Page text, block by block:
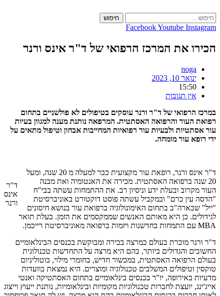
to
content
חיפוש
FacebookYoutube Instagram
הכירו את המרכז הרפואי של ד"ר אינס ורנר
noga
ינואר 10, 2023
15:50
אין תגובות
במרכז הרפואי של ד"ר ורנר עוסקים בטיפולים לא פולשניים בתחום
רפואת העור והרפואה האסתטית. המרפאה נותנת מענה למגוון בעיות
עור אסתטיות ולבעיות עור רפואיות המחייבות אבחון וטיפול מתאים על
ידי רופא עור מומחה.
ד"ר
אינס
ורנר
ד"ר אינס ורנר, רופאת עור מקצועית כבר למעלה מ 20 שנה, ומעל
20 שנה ברפואה האסתטית. מכירה את האנטומיה ואת מבנה
העור מקרוב ובעלת ידע וניסיון רב. את ההתמחות עשתה בבי"ח
"הדסה עין כרם" ובמקביל עשתה פוסט דוקטורט באוניברסיטת
"ייל" שבארה"ב בתחום האימונולוגיה ברפואת עור בנושא חיסונים
לגידולים. כן היא מאותם האנשים שממקסמים את הזמן. בעלת תואר
MBA עם התמחות בחדשנות ויזמות ברפואה מאוניברסיטת רייכמן.
ד"ר ורנר מוכרת בעולם כמרצה בכירה ומבוקשת בכנסים הבינלאומיים
החשובים והגדולים ביותר, בהם היא מרצה על התחדשות טכנולוגית
בעולם הרפואה האסתטית, במכשור חדיש, בחומרי מילוי, בוטוליניום
טוקסין וטיפולים המשלבים טכנולוגיה ומוצרים. היא נמצאת בוועדות
מדעיות באירופה, יו"ר בכנסים בינלאומיים בתחום האסתטיקה ואנטי
אייג'ינג, יועצת לחברות טכנולוגיות מקומיות ובינלאומיות, נותנת ייעוץ וייצוג